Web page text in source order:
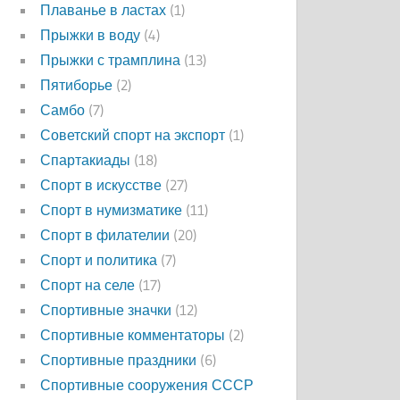
Плаванье в ластах (1)
Прыжки в воду (4)
Прыжки с трамплина (13)
Пятиборье (2)
Самбо (7)
Советский спорт на экспорт (1)
Спартакиады (18)
Спорт в искусстве (27)
Спорт в нумизматике (11)
Спорт в филателии (20)
Спорт и политика (7)
Спорт на селе (17)
Спортивные значки (12)
Спортивные комментаторы (2)
Спортивные праздники (6)
Спортивные сооружения СССР